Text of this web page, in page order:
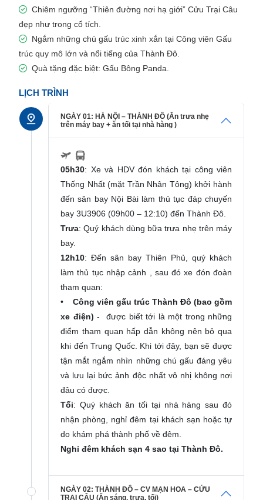
Chiêm ngưỡng “Thiên đường nơi hạ giới” Cửu Trại Câu
đẹp như trong cổ tích.
Ngắm những chú gấu trúc xinh xắn tại Công viên Gấu
trúc quy mô lớn và nổi tiếng của Thành Đô.
Quà tặng đặc biệt: Gấu Bông Panda.
LỊCH TRÌNH
NGÀY 01: HÀ NỘI – THÀNH ĐÔ (Ăn trưa nhẹ
trên máy bay + ăn tối tại nhà hàng )
05h30: Xe và HDV đón khách tại công viên
Thống Nhất (mặt Trần Nhân Tông) khởi hành
đến sân bay Nội Bài làm thủ tục đáp chuyến
bay 3U3906 (09h00 – 12:10) đến Thành Đô.
Trưa: Quý khách dùng bữa trưa nhẹ trên máy
bay.
12h10: Đến sân bay Thiên Phủ, quý khách
làm thủ tục nhập cảnh , sau đó xe đón đoàn
tham quan:
• Công viên gấu trúc Thành Đô (bao gồm
xe điện) - được biết tới là một trong những
điểm tham quan hấp dẫn không nên bỏ qua
khi đến Trung Quốc. Khi tới đây, bạn sẽ được
tận mắt ngắm nhìn những chú gấu đáng yêu
và lưu lại bức ảnh độc nhất vô nhị không nơi
đâu có được.
Tối: Quý khách ăn tối tại nhà hàng sau đó
nhận phòng, nghỉ đêm tại khách sạn hoặc tự
do khám phá thành phố về đêm.
Nghỉ đêm khách sạn 4 sao tại Thành Đô.
NGÀY 02: THÀNH ĐÔ – CV MẠN HOA – CỬU
TRẠI CÂU (Ăn sáng, trưa, tối)